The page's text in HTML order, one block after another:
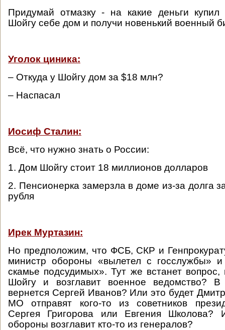
Придумай отмазку - на какие деньги
Шойгу себе дом и получи новенький военный
Уголок циника:
– Откуда у Шойгу дом за $18 млн?
– Наспасал
Иосиф Сталин:
Всё, что нужно знать о России:
1. Дом Шойгу стоит 18 миллионов долларов
2. Пенсионерка замерзла в доме из-за долга
рубля
Ирек Муртазин:
Но предположим, что ФСБ, СКР и
министр обороны «вылетел с госслужбы»
скамье подсудимых». Тут же встанет вопрос,
Шойгу и возглавит военное ведомство? В
вернется Сергей Иванов? Или это будет
МО отправят кого-то из советников
Сергея Григорова или Евгения Школова?
обороны возглавит кто-то из генералов?